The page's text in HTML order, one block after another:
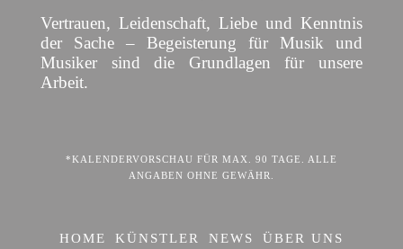
Vertrauen, Leidenschaft, Liebe und Kenntnis
der Sache – Begeisterung für Musik und
Musiker sind die Grundlagen für unsere
Arbeit.
*KALENDERVORSCHAU FÜR MAX. 90 TAGE. ALLE
ANGABEN OHNE GEWÄHR.
HOME KÜNSTLER NEWS ÜBER UNS